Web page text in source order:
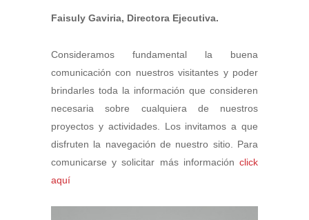
Faisuly Gaviria, Directora Ejecutiva.
Consideramos fundamental la buena
comunicación con nuestros visitantes y poder
brindarles toda la información que consideren
necesaria sobre cualquiera de nuestros
proyectos y actividades. Los invitamos a que
disfruten la navegación de nuestro sitio. Para
comunicarse y solicitar más información click
aquí